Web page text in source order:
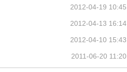
2012-04-19 10:45
2012-04-13 16:14
2012-04-10 15:43
2011-06-20 11:20